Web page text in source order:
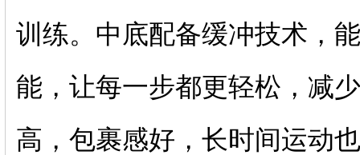
训练。中底配备缓冲技术，
能，让每一步都更轻松，减
高，包裹感好，长时间运动